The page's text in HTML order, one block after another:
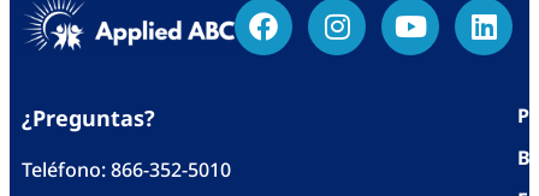
¿Preguntas?
Teléfono:866-352-5010